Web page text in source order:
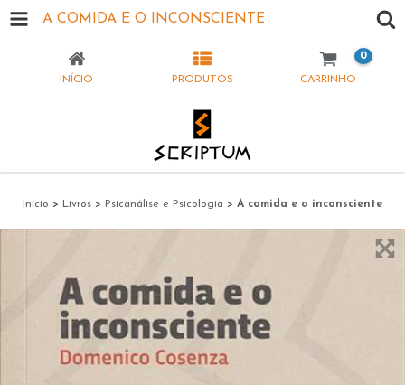
A COMIDA E O INCONSCIENTE
INÍCIO PRODUTOS CARRINHO
0
Início > Livros > Psicanálise e Psicologia > A comida e o inconsciente